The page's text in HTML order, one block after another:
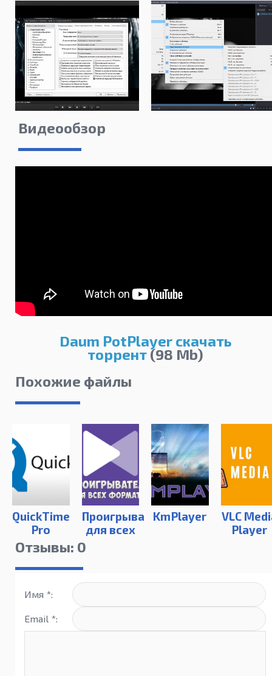
Видеообзор
Daum PotPlayer скачать
торрент(98 Mb)
Похожие файлы
QuickTime
Pro
7.79.80.95
Проигрыватель
для всех
форматов
KmPlayer
VLC
Player
Отзывы: 0
Имя *:
Email *: